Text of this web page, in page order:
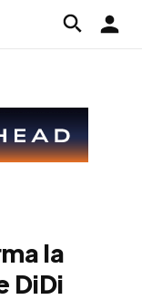
la
DiDi